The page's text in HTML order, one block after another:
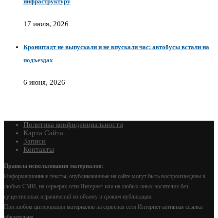
17 июля, 2026
Кронштадт не выпускали и не впускали час: автобусы встали на
подъездах
6 июня, 2026
Политика конфиденциальности
Карта Сайта
Записи
Контакты
Правила использования материалов:
Информационные тексты, опубликованные на сайте могут быть воспроизведены в
любых СМИ, на серверах сети Интернет или на любых иных носителях без
существенных ограничений по объему и срокам публикации.
При любом цитировании материалов на серверах сети Интернет активная ссылка